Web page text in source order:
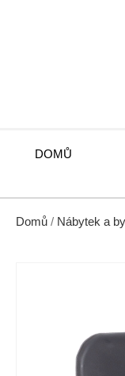
DOMŮ
Domů / Nábytek a